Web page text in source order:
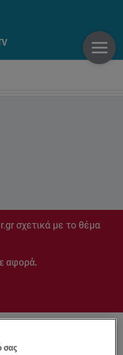
σχετικά με το θέμα
αφορά.
σας